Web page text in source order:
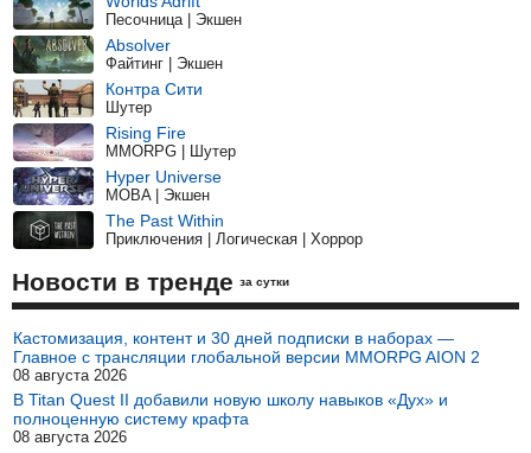
Песочница | Экшен
Absolver
Файтинг | Экшен
Контра Сити
Шутер
Rising Fire
MMORPG | Шутер
Hyper Universe
MOBA | Экшен
The Past Within
Приключения | Логическая | Хоррор
Новости в тренде за сутки
Кастомизация, контент и 30 дней подписки в наборах —
Главное с трансляции глобальной версии MMORPG AION 2
08 августа 2026
В Titan Quest II добавили новую школу навыков «Дух» и
полноценную систему крафта
08 августа 2026